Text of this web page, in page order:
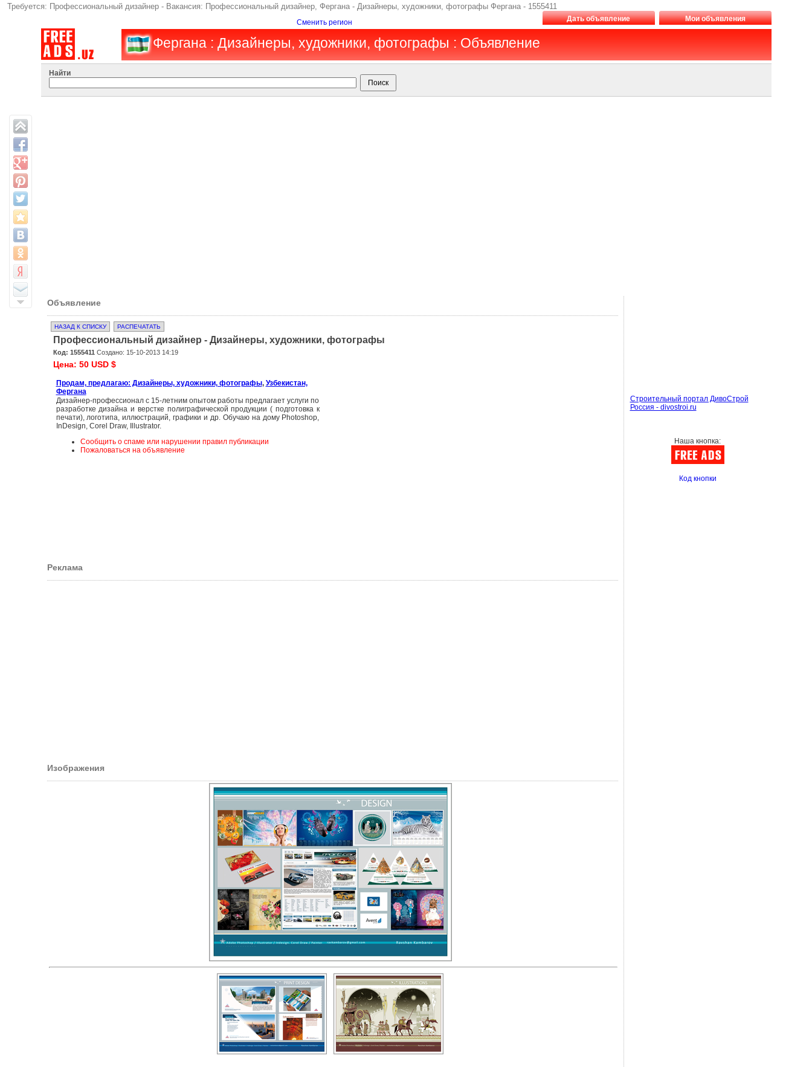
Требуется: Профессиональный дизайнер - Вакансия: Профессиональный дизайнер, Фергана - Дизайнеры, художники, фотографы Фергана - 1555411
Сменить регион Дать объявление Мои объявления
Фергана : Дизайнеры, художники, фотографы : Объявление
Найти
Объявление
НАЗАД К СПИСКУ РАСПЕЧАТАТЬ
Профессиональный дизайнер - Дизайнеры, художники, фотографы
Код: 1555411 Создано: 15-10-2013 14:19
Цена: 50 USD $
Продам, предлагаю: Дизайнеры, художники, фотографы, Узбекистан,
Фергана
Дизайнер-профессионал c 15-летним опытом работы предлагает услуги по
разработке дизайна и верстке полиграфической продукции ( подготовка к
печати), логотипа, иллюстраций, графики и др. Обучаю на дому Photoshop,
InDesign, Corel Draw, Illustrator.
Сообщить о спаме или нарушении правил публикации
Пожаловаться на объявление
Реклама
Изображения
Строительный портал ДивоСтрой
Россия - divostroi.ru
Наша кнопка:
Код кнопки